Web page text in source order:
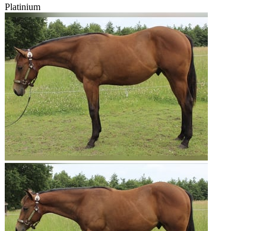
Platinium